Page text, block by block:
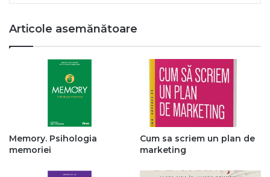
Articole asemănătoare
Memory. Psihologia
memoriei
Cum sa scriem un plan de
marketing